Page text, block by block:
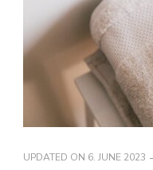
UPDATED ON 6. JUNE 2023